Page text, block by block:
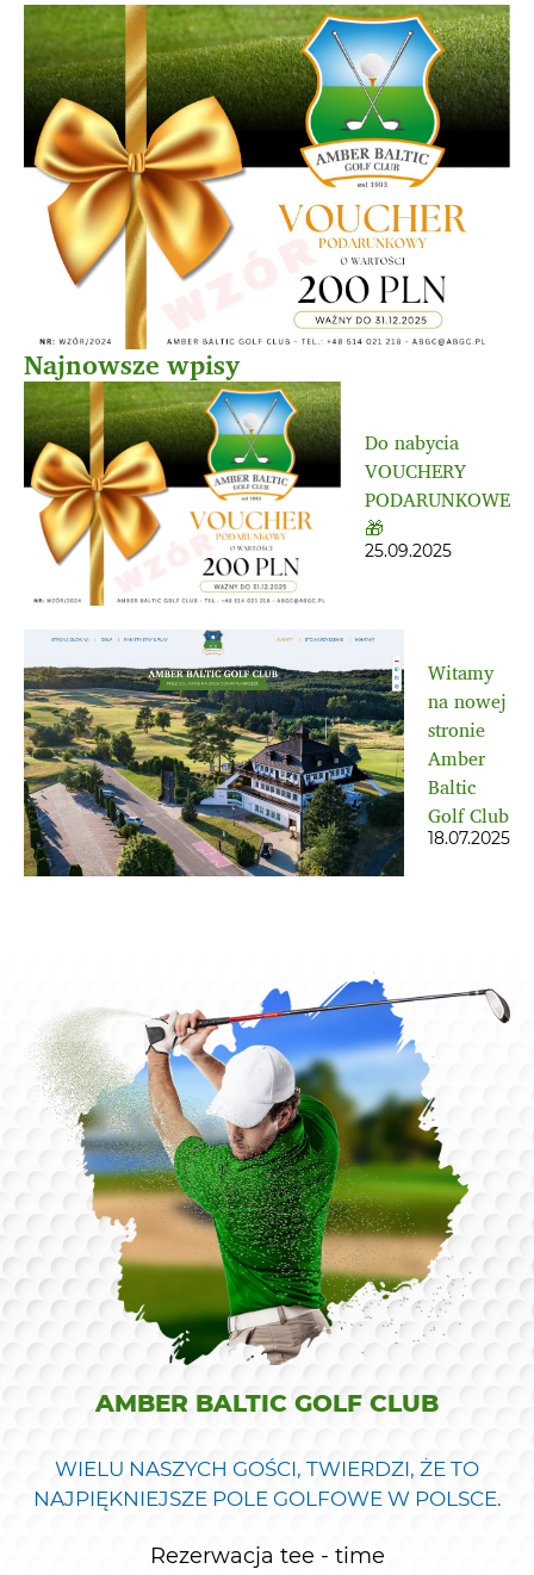
Najnowsze wpisy
Do nabycia
VOUCHERY
PODARUNKOWE
🎁
25.09.2025
Witamy
na nowej
stronie
Amber
Baltic
Golf Club
18.07.2025
AMBER BALTIC GOLF CLUB
WIELU NASZYCH GOŚCI, TWIERDZI, ŻE TO
NAJPIĘKNIEJSZE POLE GOLFOWE W POLSCE.
Rezerwacja tee - time